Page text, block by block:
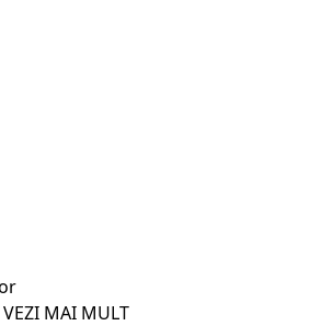
VEZI MAI MULT